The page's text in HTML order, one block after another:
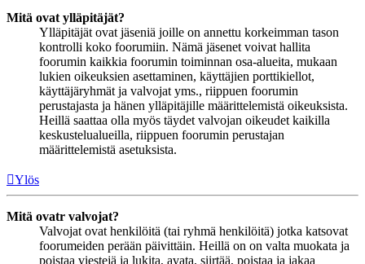
Mitä ovat ylläpitäjät?
Ylläpitäjät ovat jäseniä joille on annettu korkeimman tason
kontrolli koko foorumiin. Nämä jäsenet voivat hallita
foorumin kaikkia foorumin toiminnan osa-alueita, mukaan
lukien oikeuksien asettaminen, käyttäjien porttikiellot,
käyttäjäryhmät ja valvojat yms., riippuen foorumin
perustajasta ja hänen ylläpitäjille määrittelemistä oikeuksista.
Heillä saattaa olla myös täydet valvojan oikeudet kaikilla
keskustelualueilla, riippuen foorumin perustajan
määrittelemistä asetuksista.
Ylös
Mitä ovatr valvojat?
Valvojat ovat henkilöitä (tai ryhmä henkilöitä) jotka katsovat
foorumeiden perään päivittäin. Heillä on on valta muokata ja
poistaa viestejä ja lukita, avata, siirtää, poistaa ja jakaa